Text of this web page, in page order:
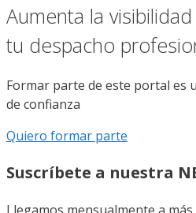
Aumenta la
tu despacho
Formar parte de este portal es
de confianza
Quiero formar parte
Suscríbete a nuestra